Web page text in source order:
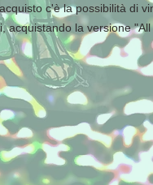
c'è la possibilità di
acquistando la versione